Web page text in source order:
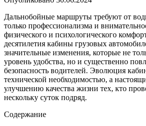
Дальнобойные маршруты требуют от
только профессионализма и
физического и психологического
десятилетия кабины грузовых
значительные изменения, которые не
уровень удобства, но и существенно
безопасность водителей. Эволюция
технической необходимостью, а
улучшению качества жизни тех, кто
нескольку суток подряд.
Содержание